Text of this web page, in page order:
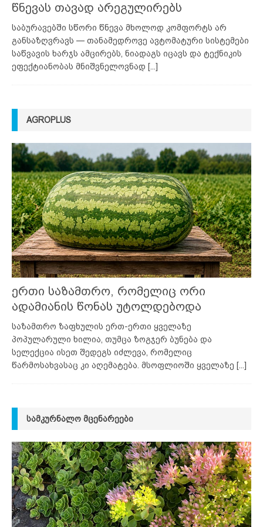
წნევას თავად არეგულირებს
საბურავებში სწორი წნევა მხოლოდ კომფორტს არ
განსაზღვრავს — თანამედროვე ავტომატური სისტემები
საწვავის ხარჯს ამცირებს, ნიადაგს იცავს და ტექნიკის
ეფექტიანობას მნიშვნელოვნად [...]
AGROPLUS
ერთი საზამთრო, რომელიც ორი
ადამიანის წონას უტოლდებოდა
საზამთრო ზაფხულის ერთ-ერთი ყველაზე
პოპულარული ხილია, თუმცა ზოგჯერ ბუნება და
სელექცია ისეთ შედეგს იძლევა, რომელიც
წარმოსახვასაც კი აღემატება. მსოფლიოში ყველაზე [...]
ᲡᲐᲛᲙᲣᲠᲜᲐᲚᲝ ᲛᲪᲔᲜᲐᲠᲔᲔᲑᲘ